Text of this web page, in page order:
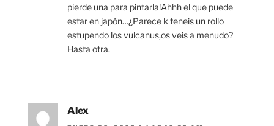
pierde una para pintarla!Ahhh el que puede
estar en japón…¿Parece k teneis un rollo
estupendo los vulcanus,os veis a menudo?
Hasta otra.
Alex